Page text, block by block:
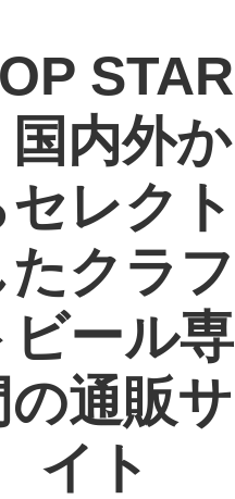
STAR
国内外か
セレクト
たクラフ
ビール専
の通販サ
イト